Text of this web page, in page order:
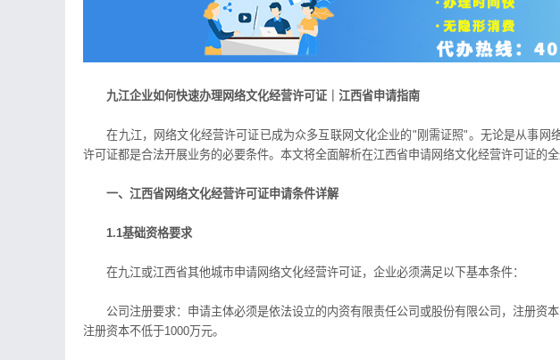
九江企业如何快速办理网络文化经营许可证｜江西省申请指南
在九江，网络文化经营许可证已成为众多互联网文化企业的"刚需证照"。无论是从事网
许可证都是合法开展业务的必要条件。本文将全面解析在江西省申请网络文化经营许可证的
一、江西省网络文化经营许可证申请条件详解
1.1基础资格要求
在九江或江西省其他城市申请网络文化经营许可证，企业必须满足以下基本条件：
公司注册要求：申请主体必须是依法设立的内资有限责任公司或股份有限公司，注册资
注册资本不低于1000万元。